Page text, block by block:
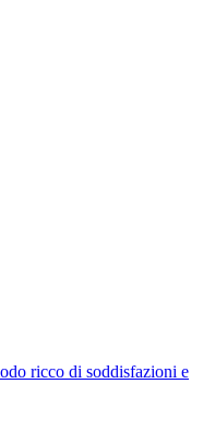
ricco di soddisfazioni e